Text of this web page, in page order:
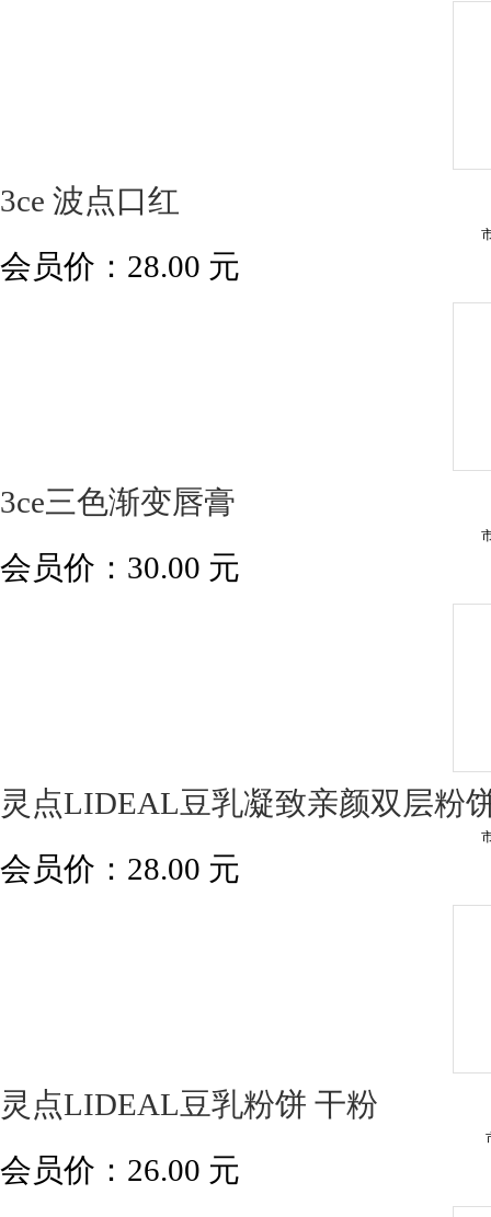
3ce 波点口红
会员价： 28.00 元
3ce三色渐变唇膏
会员价： 30.00 元
灵点LIDEAL豆乳凝致亲颜双层粉
会员价： 28.00 元
灵点LIDEAL豆乳粉饼 干粉
会员价： 26.00 元